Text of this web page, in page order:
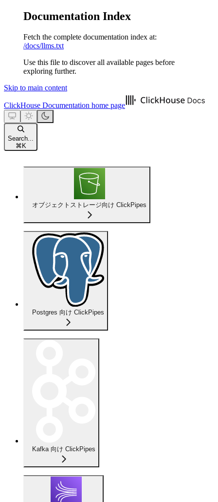
Documentation Index
Fetch the complete documentation index at:
/docs/llms.txt
Use this file to discover all available pages before
exploring further.
Skip to main content
ClickHouse Documentation home page
Search...
⌘ K
オブジェクトストレージ向け ClickPipes
Postgres 向け ClickPipes
Kafka 向け ClickPipes